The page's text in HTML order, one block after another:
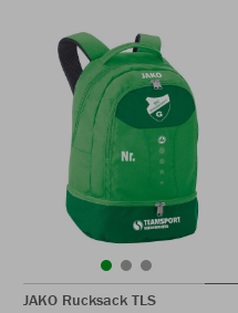
JAKO Rucksack TLS